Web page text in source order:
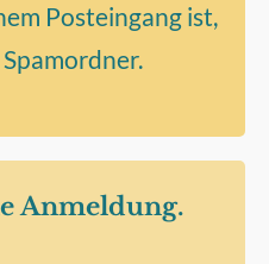
Posteingang ist,
Anmeldung.